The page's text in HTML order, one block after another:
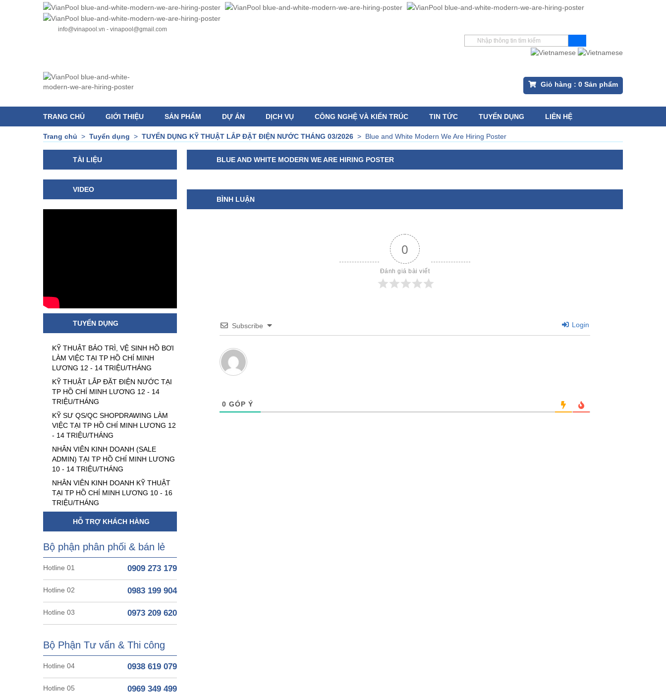
info@vinapool.vn - vinapool@gmail.com
Giỏ hàng : 0 Sản phẩm
TRANG CHỦ GIỚI THIỆU SẢN PHẨM DỰ ÁN DỊCH VỤ CÔNG NGHỆ VÀ KIẾN TRÚC TIN TỨC TUYỂN DỤNG LIÊN HỆ
Trang chủ > Tuyển dụng > TUYỂN DỤNG KỸ THUẬT LẮP ĐẶT ĐIỆN NƯỚC THÁNG 03/2026 > Blue and White Modern We Are Hiring Poster
TÀI LIỆU
VIDEO
TUYỂN DỤNG
KỸ THUẬT BẢO TRÌ, VỆ SINH HỒ BƠI
LÀM VIỆC TẠI TP HỒ CHÍ MINH
LƯƠNG 12 - 14 TRIỆU/THÁNG
KỸ THUẬT LẮP ĐẶT ĐIỆN NƯỚC TẠI
TP HỒ CHÍ MINH LƯƠNG 12 - 14
TRIỆU/THÁNG
KỸ SƯ QS/QC SHOPDRAWING LÀM
VIỆC TẠI TP HỒ CHÍ MINH LƯƠNG 12
- 14 TRIỆU/THÁNG
NHÂN VIÊN KINH DOANH (SALE
ADMIN) TẠI TP HỒ CHÍ MINH LƯƠNG
10 - 14 TRIỆU/THÁNG
NHÂN VIÊN KINH DOANH KỸ THUẬT
TẠI TP HỒ CHÍ MINH LƯƠNG 10 - 16
TRIỆU/THÁNG
HỖ TRỢ KHÁCH HÀNG
Bộ phận phân phối & bán lẻ
Hotline 01 0909 273 179
Hotline 02 0983 199 904
Hotline 03 0973 209 620
Bộ Phận Tư vấn & Thi công
Hotline 04 0938 619 079
Hotline 05 0969 349 499
BLUE AND WHITE MODERN WE ARE HIRING POSTER
BÌNH LUẬN
0
Đánh giá bài viết
Subscribe Login
0 GÓP Ý